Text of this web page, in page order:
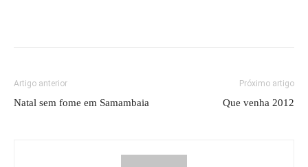
Artigo anterior
Natal sem fome em Samambaia
Próximo artigo
Que venha 2012